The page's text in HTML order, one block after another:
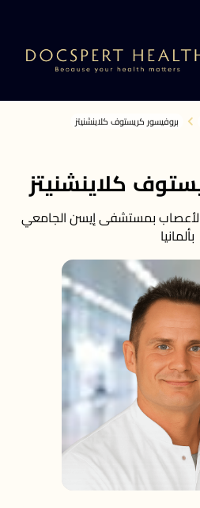
بروفيسور كريستوف كلاينشنيتز
كلاينشنيتز
بمستشفى إيسن الجامعي
بألمانيا